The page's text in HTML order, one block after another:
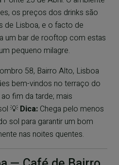
os preços dos drinks são
de Lisboa, e o facto de
um bar de rooftop com estas
pequeno milagre.
58, Bairro Alto, Lisboa
bem-vindos no terraço do
fim da tarde; mais
💡 Dica: Chega pelo menos
sol para garantir um bom
nas noites quentes.